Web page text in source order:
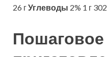
26 гУглеводы 2% 1 г
Пошаговое